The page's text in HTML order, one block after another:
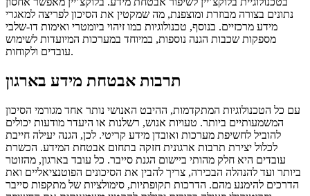
נתונים בצורה מבוזרת ומוצפנת, מה שמקטין את הסיכון לפריצה למאגרי
מידע מרכזיים. בנוסף, טכנולוגיות כמו זיהוי ביומטרי ואימות דו-שלבי
מספקות שכבות הגנה נוספות, במיוחד במערכות המיועדות לשימוש
עובדים ולקוחות.
תרבות אבטחת מידע בארגון
עם כל הטכנולוגיות המתקדמות, ההיבט האנושי נותר אחד מגורמי הסיכון
המשמעותיים ביותר. טעויות אנוש, רשלנות או היעדר מודעות יכולים
להוביל לחשיפת מערכות ואובדן מידע קריטי. לכן, הגנה יעילה חייבת
לכלול יצירת תרבות ארגונית חזקה בתחום אבטחת המידע. הכשרת
עובדים היא חלק מהותי ביישום הגנת סייבר. כל עובד בארגון, מהזוטר
ביותר ועד להנהלה הבכירה, צריך להבין את הסיכונים הפוטנציאליים ואת
הדרכים להימנע מהם. הדרכות תקופתיות, סימולציות של מתקפות סייבר